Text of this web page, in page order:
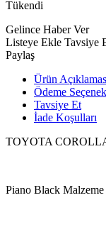
Tükendi
Gelince Haber Ver
Listeye Ekle Tavsiye
Paylaş
Ürün
Ödeme
Tavsiye Et
İade Koşulları
TOYOTA
Piano Black Malzeme